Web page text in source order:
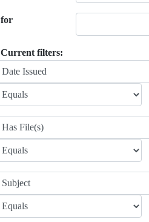
for
Current filters: